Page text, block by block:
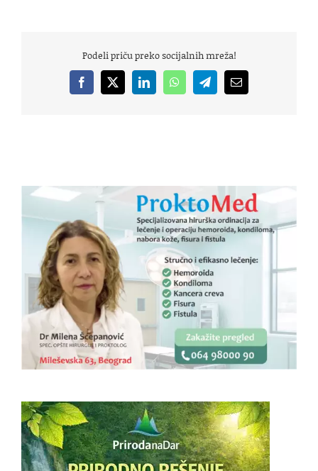
Podeli priču preko socijalnih mreža!
Facebook
X LinkedInWhatsAppTelegramEmail